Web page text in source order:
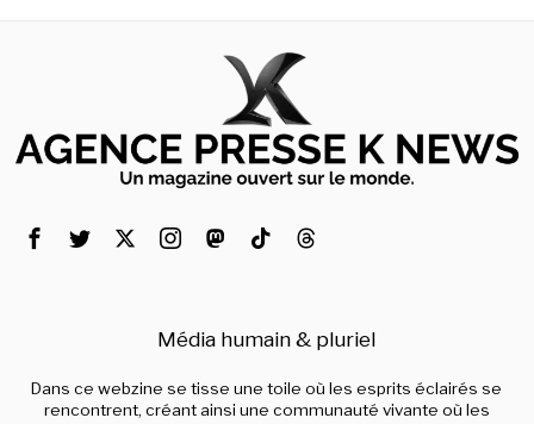
Média humain & pluriel
Dans ce webzine se tisse une toile où les esprits éclairés se
rencontrent, créant ainsi une communauté vivante où les